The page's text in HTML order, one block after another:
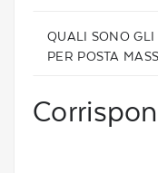
QUALI SONO
PER POSTA